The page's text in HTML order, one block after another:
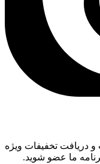
دریافت تخفیفات ویژه
ما عضو شوید.